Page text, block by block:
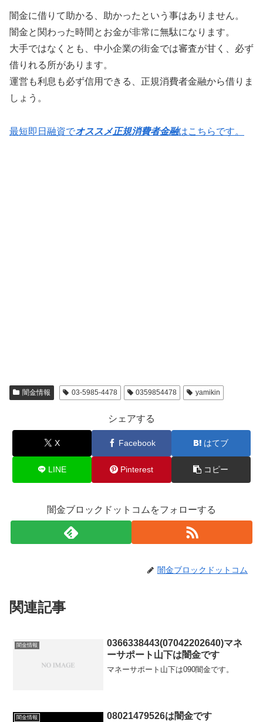
闇金に借りて助かる、助かったという事はありません。
闇金と関わった時間とお金が非常に無駄になります。
大手ではなくとも、中小企業の街金では審査が甘く、必ず
借りれる所があります。
運営も利息も必ず信用できる、正規消費者金融から借りま
しょう。
最短即日融資でオススメ正規消費者金融はこちらです。
闇金情報 03-5985-4478 0359854478 yamikin
シェアする
X Facebook はてブ
LINE Pinterest コピー
闇金ブロックドットコムをフォローする
闇金ブロックドットコム
関連記事
闇金情報
0366338443(07042202640)マネ
ーサポート山下は闇金です
マネーサポート山下は090闇金です。
闇金情報 08021479526は闇金です